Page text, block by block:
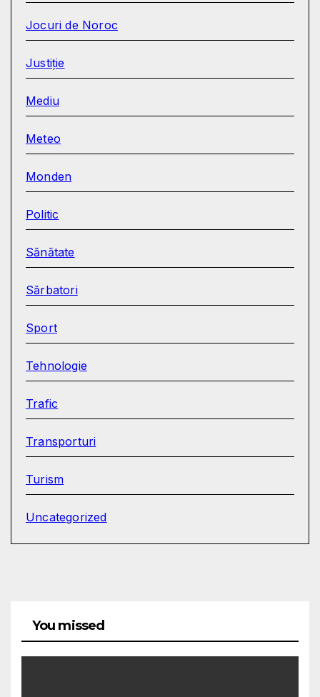
Jocuri de Noroc
Justiție
Mediu
Meteo
Monden
Politic
Sănătate
Sărbatori
Sport
Tehnologie
Trafic
Transporturi
Turism
Uncategorized
You missed